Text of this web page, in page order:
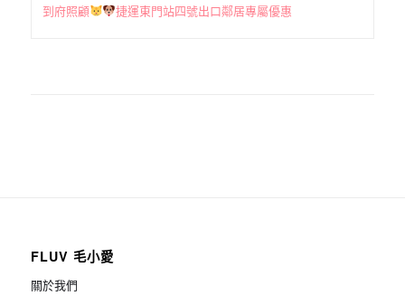
到府照顧
捷運東門站四號出口鄰居專屬優惠
FLUV 毛小愛
關於我們